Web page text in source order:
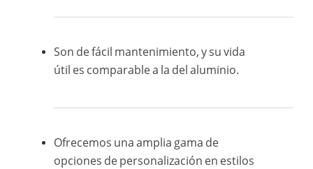
Son de fácil mantenimiento, y su vida
útil es comparable a la del aluminio.
Ofrecemos una amplia gama de
opciones de personalización en estilos